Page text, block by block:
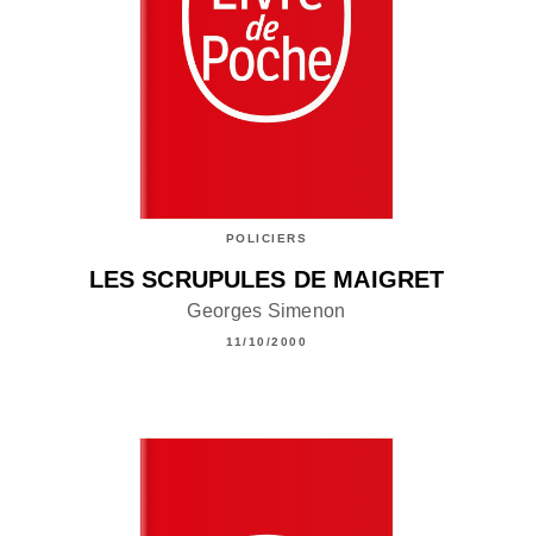
POLICIERS
LES SCRUPULES DE MAIGRET
Georges Simenon
11/10/2000